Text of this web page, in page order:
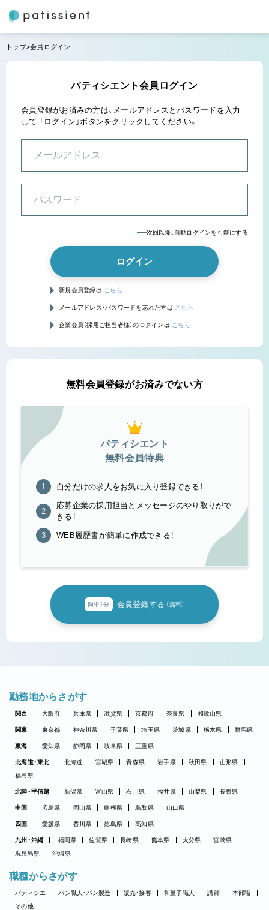
トップ 会員ログイン
パティシエント会員ログイン
会員登録がお済みの方は、メールアドレスとパスワードを入力
して 「ログイン」ボタンをクリックしてください。
次回以降、自動ログインを可能にする
ログイン
新規会員登録は こちら
メールアドレス・パスワードを忘れた方は こちら
企業会員（採用ご担当者様）のログインは こちら
無料会員登録がお済みでない方
パティシエント
無料会員特典
自分だけの求人をお気に入り登録できる！
応募企業の採用担当とメッセージのやり取りがで
きる！
WEB履歴書が簡単に作成できる！
簡単1分 会員登録する （無料）
勤務地からさがす
関西 大阪府 兵庫県 滋賀県 京都府 奈良県 和歌山県
関東 東京都 神奈川県 千葉県 埼玉県 茨城県 栃木県 群馬県
東海 愛知県 静岡県 岐阜県 三重県
北海道・東北 北海道 宮城県 青森県 岩手県 秋田県
山形県
福島県
北陸・甲信越 新潟県 富山県 石川県 福井県 山梨県 長野県
中国 広島県 岡山県 島根県 鳥取県 山口県
四国 愛媛県 香川県 徳島県 高知県
九州・沖縄 福岡県 佐賀県 長崎県 熊本県 大分県
宮崎県
鹿児島県
沖縄県
職種からさがす
パティシエ パン職人・パン製造 販売・接客 和菓子職人 講師
本部職
その他